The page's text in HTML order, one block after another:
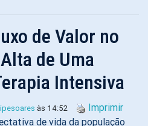
de Valor no
de Uma
Intensiva
às 14:52
Imprimir
de vida da população